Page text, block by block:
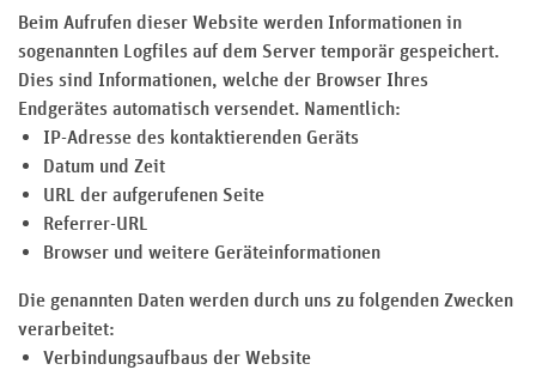
Beim Aufrufen dieser Website werden Informationen in
sogenannten Logfiles auf dem Server temporär gespeichert.
Dies sind Informationen, welche der Browser Ihres
Endgerätes automatisch versendet. Namentlich:
IP-Adresse des kontaktierenden Geräts
Datum und Zeit
URL der aufgerufenen Seite
Referrer-URL
Browser und weitere Geräteinformationen
Die genannten Daten werden durch uns zu folgenden Zwecken
verarbeitet:
Verbindungsaufbaus der Website